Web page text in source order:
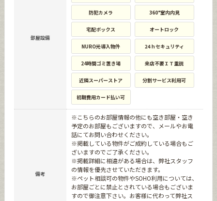
部屋設備
防犯カメラ 360°室内内見
宅配ボックス オートロック
NURO光導入物件 24ｈセキュリティ
24時間ゴミ置き場 来店不要ＩＴ重説
近隣スーパーストア 分割サービス利用可
初期費用カード払い可
備考
※こちらのお部屋情報の他にも空き部屋・空き
予定のお部屋もございますので、メールやお電
話にてお問い合わせください。
※掲載している物件がご成約している場合もご
ざいますのでご了承ください。
※掲載詳細に相違がある場合は、弊社スタッフ
の情報を優先させていただきます。
※ペット相談可の物件やSOHO利用については、
お部屋ごとに禁止とされている場合もございま
すので御注意下さい。お客様に代わって弊社ス